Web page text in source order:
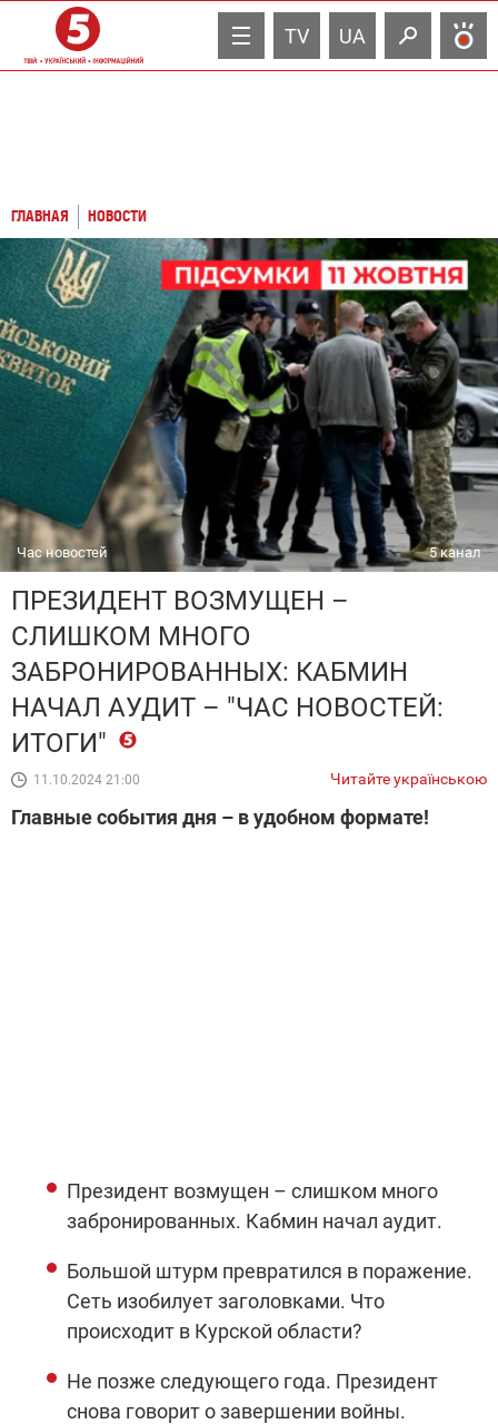
TV UA
ГЛАВНАЯ НОВОСТИ
Час новостей 5 канал
ПРЕЗИДЕНТ ВОЗМУЩЕН –
СЛИШКОМ МНОГО
ЗАБРОНИРОВАННЫХ: КАБМИН
НАЧАЛ АУДИТ – "ЧАС НОВОСТЕЙ:
ИТОГИ"
11.10.2024 21:00 Читайте українською
Главные события дня – в удобном формате!
Президент возмущен – слишком много
забронированных. Кабмин начал аудит.
Большой штурм превратился в поражение.
Сеть изобилует заголовками. Что
происходит в Курской области?
Не позже следующего года. Президент
снова говорит о завершении войны.